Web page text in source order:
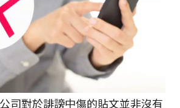
司對於誹謗中傷的貼文並非沒有